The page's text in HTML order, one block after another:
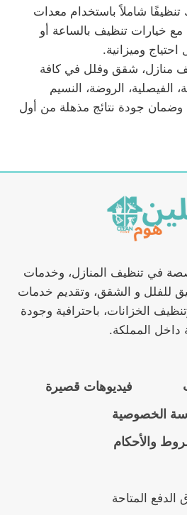
شاملاً باستخدام معدات
مع خيارات تنظيف بالساعة أو
وميزانية.
منازل، شقق وفلل في كافة
الفيصلية، الروضة، النسيم
وضمان جودة نتائج مذهلة من أول
في تنظيف المنازل، وخدمات
للفلل و الشقق، وتقديم خدمات
الخزانات، باحترافية وجودة
داخل المملكة.
فيديوهات قصيرة
الخصوصية
والأحكام
المتاحة